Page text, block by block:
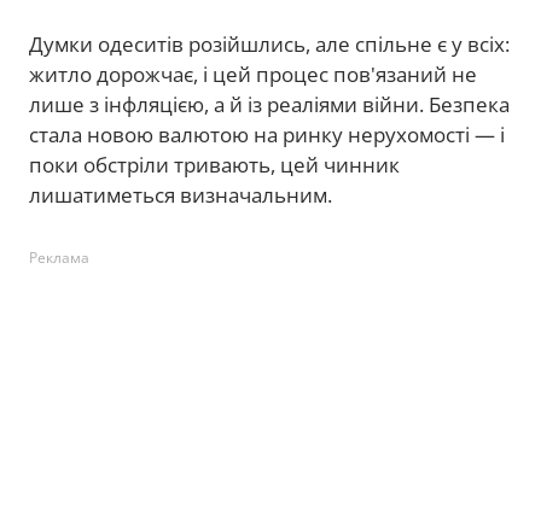
Думки одеситів розійшлись, але спільне є у всіх:
житло дорожчає, і цей процес пов'язаний не
лише з інфляцією, а й із реаліями війни. Безпека
стала новою валютою на ринку нерухомості — і
поки обстріли тривають, цей чинник
лишатиметься визначальним.
Реклама